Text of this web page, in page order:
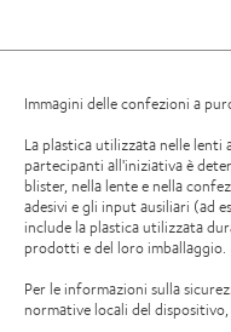
Immagini delle confezioni a
La plastica utilizzata nelle
partecipanti all'iniziativa è
blister, nella lente e nella
adesivi e gli input ausiliari (ad
include la plastica utilizzata
prodotti e del loro imballaggio.
Per le informazioni sulla
normative locali del